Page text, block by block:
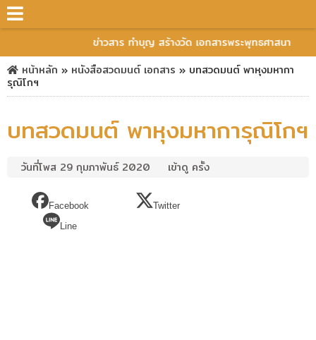
ข่าวสาร ทำบุญ สร้างวัด เอกสารพระพุทธศาสนา
หน้าหลัก » หนังสือสวดมนต์ เอกสาร » บทสวดมนต์ พาหุงมหากา
รุณิโกฯ
บทสวดมนต์ พาหุงมหาการุณิโกฯ
วันที่โพส 29 กุมภาพันธ์ 2020 เข้าดู ครั้ง
Facebook
Twitter
Line